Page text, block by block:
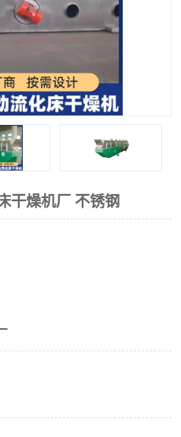
干燥机厂 不锈钢
喷雾干燥机
盘式干燥机